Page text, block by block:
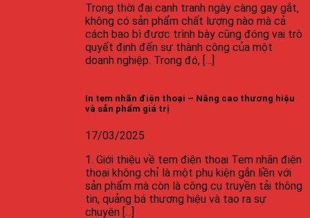
Trong thời đại cạnh tranh ngày càng gay gắt,
không có sản phẩm chất lượng nào mà cả
cách bao bì được trình bày cũng đóng vai trò
quyết định đến sự thành công của một
doanh nghiệp. Trong đó, [...]
In tem nhãn điện thoại – Nâng cao thương hiệu
và sản phẩm giá trị
17/03/2025
1. Giới thiệu về tem điện thoại Tem nhãn điện
thoại không chỉ là một phụ kiện gắn liền với
sản phẩm mà còn là công cụ truyền tải thông
tin, quảng bá thương hiệu và tạo ra sự
chuyên [...]